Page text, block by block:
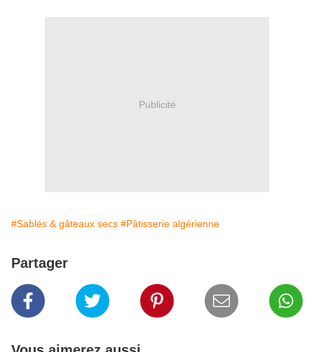
Publicité
#Sablés & gâteaux secs #Pâtisserie algérienne
Partager